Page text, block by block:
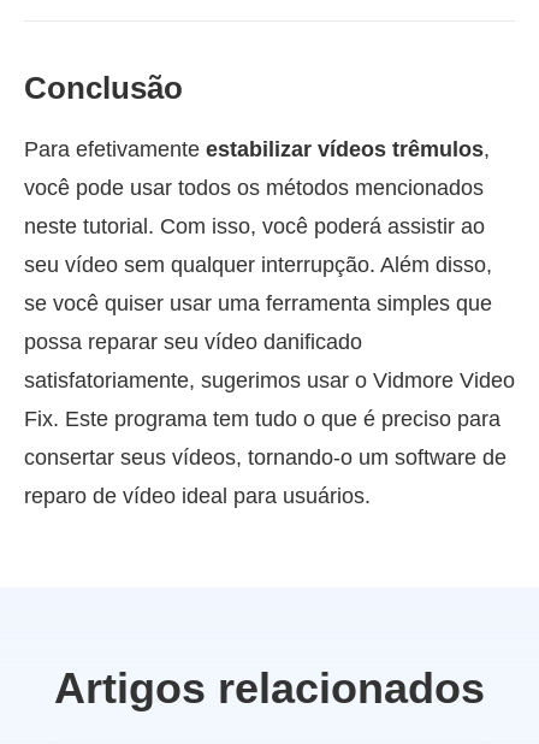
Conclusão
Para efetivamente estabilizar vídeos trêmulos,
você pode usar todos os métodos mencionados
neste tutorial. Com isso, você poderá assistir ao
seu vídeo sem qualquer interrupção. Além disso,
se você quiser usar uma ferramenta simples que
possa reparar seu vídeo danificado
satisfatoriamente, sugerimos usar o Vidmore Video
Fix. Este programa tem tudo o que é preciso para
consertar seus vídeos, tornando-o um software de
reparo de vídeo ideal para usuários.
Artigos relacionados